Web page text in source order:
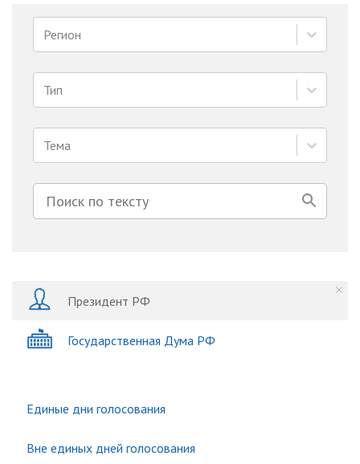
Регион
Тип
Тема
Президент РФ
Государственная Дума РФ
Единые дни голосования
Вне единых дней голосования